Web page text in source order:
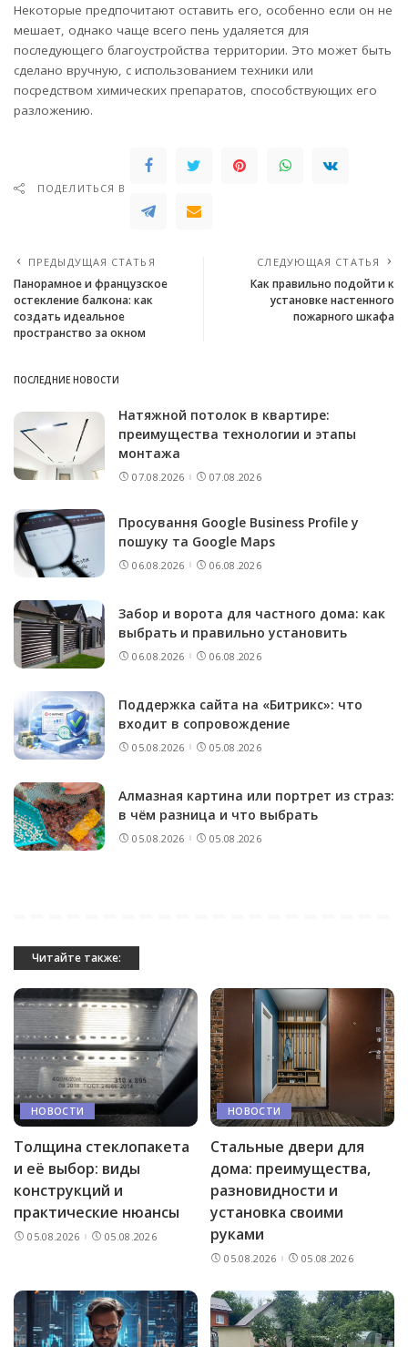
Некоторые предпочитают оставить его, особенно если он не
мешает, однако чаще всего пень удаляется для
последующего благоустройства территории. Это может быть
сделано вручную, с использованием техники или
посредством химических препаратов, способствующих его
разложению.
ПОДЕЛИТЬСЯ В
ПРЕДЫДУЩАЯ СТАТЬЯ
Панорамное и французское
остекление балкона: как
создать идеальное
пространство за окном
СЛЕДУЮЩАЯ СТАТЬЯ
Как правильно подойти к
установке настенного
пожарного шкафа
ПОСЛЕДНИЕ НОВОСТИ
Натяжной потолок в квартире:
преимущества технологии и этапы
монтажа
07.08.2026 07.08.2026
Просування Google Business Profile у
пошуку та Google Maps
06.08.2026 06.08.2026
Забор и ворота для частного дома: как
выбрать и правильно установить
06.08.2026 06.08.2026
Поддержка сайта на «Битрикс»: что
входит в сопровождение
05.08.2026 05.08.2026
Алмазная картина или портрет из страз:
в чём разница и что выбрать
05.08.2026 05.08.2026
Читайте также:
НОВОСТИ
Толщина стеклопакета
и её выбор: виды
конструкций и
практические нюансы
05.08.2026 05.08.2026
НОВОСТИ
Стальные двери для
дома: преимущества,
разновидности и
установка своими
руками
05.08.2026 05.08.2026